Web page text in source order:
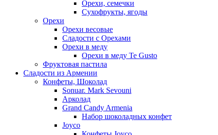
Орехи, семечки
Сухофрукты, ягоды
Орехи
Орехи весовые
Сладости с Орехами
Орехи в меду
Орехи в меду Te Gusto
Фруктовая пастила
Сладости из Армении
Конфеты, Шоколад
Sonuar. Mark Sevouni
Арколад
Grand Candy Armenia
Набор шоколадных конфет
Joyco